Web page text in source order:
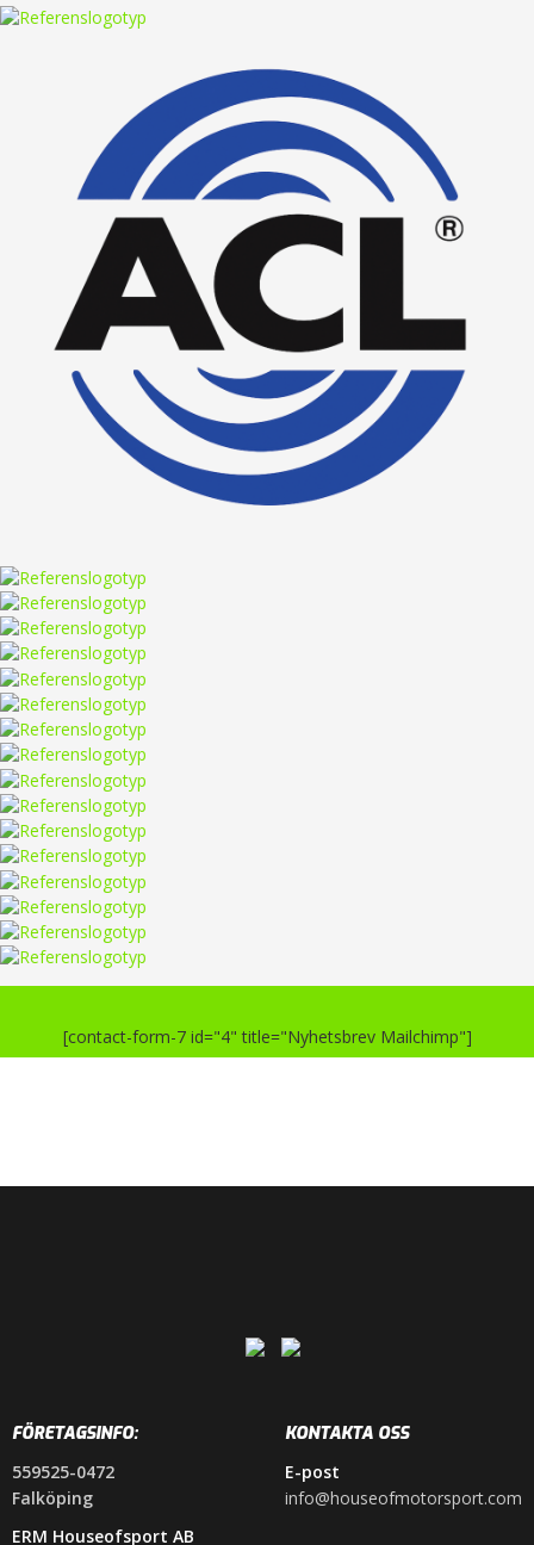
[contact-form-7 id="4" title="Nyhetsbrev Mailchimp"]
FÖRETAGSINFO:
559525-0472
Falköping
ERM Houseofsport AB
KONTAKTA OSS
E-post
info@houseofmotorsport.com